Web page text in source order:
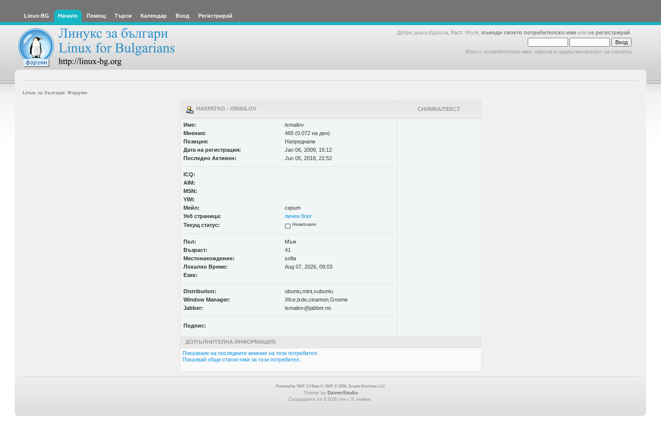
Linux-BG Начало Помощ Търси Календар Вход Регистрирай
Добре дошъл/дошла, Гост . Моля, въведи своето потребителско име или се регистрирай
Влез с потребителско име, парола и продължителност на сесията
Linux за българи: Форуми
НАКРАТКО - ISMAILOV СНИМКА/ТЕКСТ
Име:
ismailov
Мнения:
465 (0.072 на ден)
Позиция:
Напреднали
Дата на регистрация:
Jan 06, 2009, 15:12
Последно Активен:
Jun 05, 2018, 22:52
ICQ:
AIM:
MSN:
YIM:
Мейл:
скрит
Уеб страница:
личен блог
Текущ статус:
Неактивен
Пол:
Мъж
Възраст:
41
Местонахождение:
sofia
Локално Време:
Aug 07, 2026, 09:03
Език:
Distribution:
ubuntu,mint,xubuntu
Window Manager:
Xfce,lxde,cinamon,Gnome
Jabber:
ismailov@jabber.no
Подпис:
ДОПЪЛНИТЕЛНА ИНФОРМАЦИЯ:
Показване на последните мнения на този потребител.
Показвай общи статистики за този потребител.
Powered by SMF 2.0 Beta 4 SMF © 2006, Simple Machines LLC
Theme by DzinerStudio
Създадена за 0.026 сек с 8 заявки.